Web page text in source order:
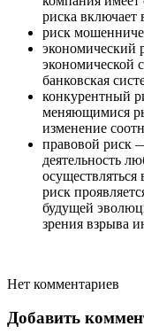
риска включает
риск
экономический
экономической
банковская
конкурентный
меняющимися
изменение
правовой риск
деятельность
осуществляться
риск
будущей
зрения взрыва
Нет комментариев
Добавить